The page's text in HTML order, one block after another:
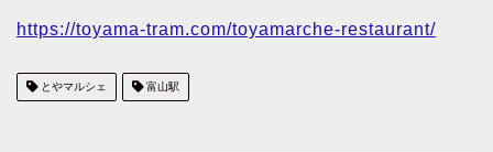
https://toyama-tram.com/toyamarche-restaurant/
とやマルシェ 富山駅